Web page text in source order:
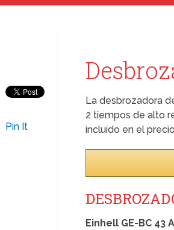
La desbrozadora
2 tiempos de alto
incluido en el
Einhell GE-BC 43
Pin It